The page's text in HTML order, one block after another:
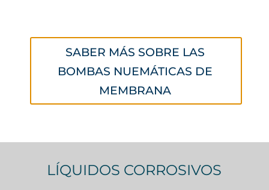
SABER MÁS SOBRE LAS
BOMBAS NUEMÁTICAS DE
MEMBRANA
LÍQUIDOS CORROSIVOS